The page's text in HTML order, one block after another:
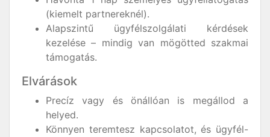
(kiemelt partnereknél).
Alapszintű ügyfélszolgálati kérdések
kezelése – mindig van mögötted szakmai
támogatás.
Elvárások
Precíz vagy és önállóan is megállod a
helyed.
Könnyen teremtesz kapcsolatot, és ügyfél-